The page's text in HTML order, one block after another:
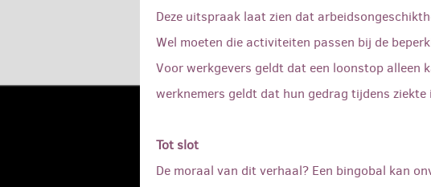
Deze uitspraak laat zien dat
Wel moeten die activiteiten passen bij de
Voor werkgevers geldt dat een loonstop alleen
werknemers geldt dat hun gedrag tijdens
Tot slot
De moraal van dit verhaal? Een bingobal kan